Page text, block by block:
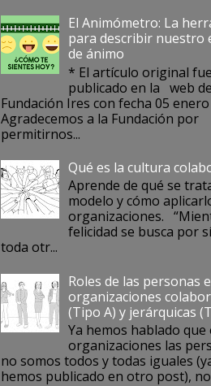
El Animómetro: La
para describir nuestro
de ánimo
* El artículo original
publicado en la web
Fundación Ires con fecha 05 enero
Agradecemos a la Fundación por
permitirnos...
Qué es la cultura
Aprende de qué se
modelo y cómo
organizaciones.
felicidad se busca por
toda otr...
Roles de las personas
organizaciones
(Tipo A) y jerárquicas
Ya hemos hablado que
organizaciones las
no somos todos y todas iguales
hemos publicado en otro post),